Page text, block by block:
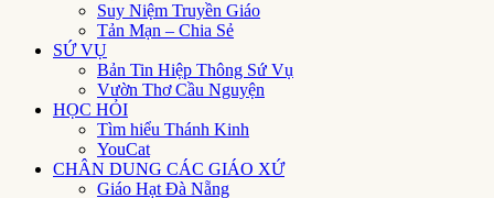
Suy Niệm Truyền Giáo
Tản Mạn – Chia Sẻ
SỨ VỤ
Bản Tin Hiệp Thông Sứ Vụ
Vườn Thơ Cầu Nguyện
HỌC HỎI
Tìm hiểu Thánh Kinh
YouCat
CHÂN DUNG CÁC GIÁO XỨ
Giáo Hạt Đà Nẵng